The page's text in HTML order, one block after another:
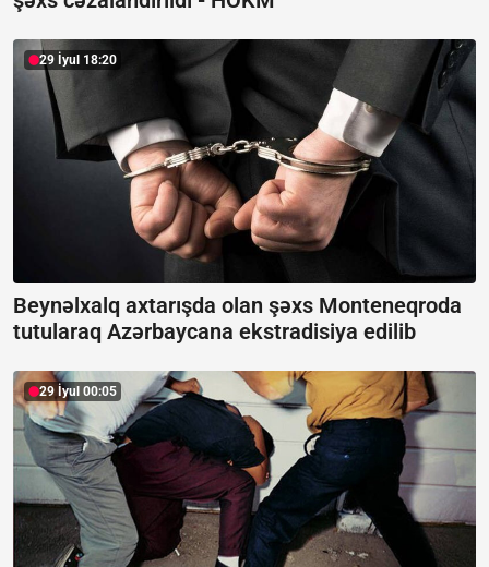
29 İyul 18:20
Beynəlxalq axtarışda olan şəxs Monteneqroda
tutularaq Azərbaycana ekstradisiya edilib
29 İyul 00:05